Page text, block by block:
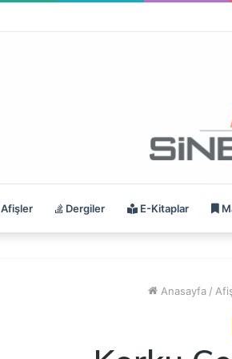
Afişler Dergiler E-Kitaplar
Anasayfa /